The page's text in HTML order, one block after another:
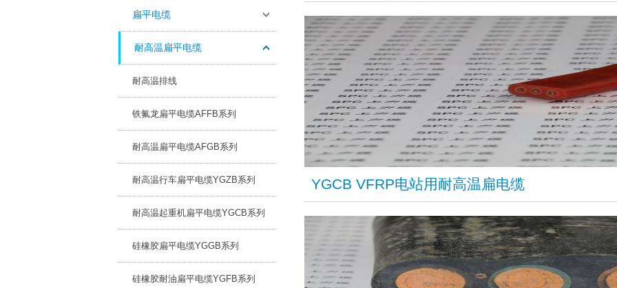
扁平电缆
耐高温扁平电缆
耐高温排线
铁氟龙扁平电缆AFFB系列
耐高温扁平电缆AFGB系列
耐高温行车扁平电缆YGZB系列
耐高温起重机扁平电缆YGCB系列
硅橡胶扁平电缆YGGB系列
硅橡胶耐油扁平电缆YGFB系列
YGCB VFRP电站用耐高温扁电缆